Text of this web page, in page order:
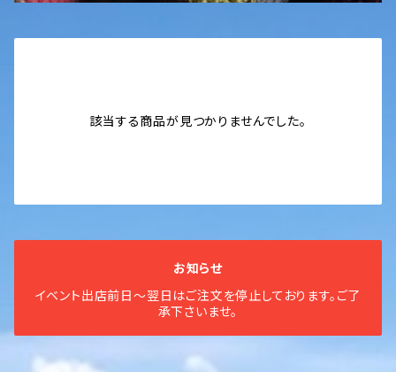
該当する商品が見つかりませんでした。
お知らせ
イベント出店前日〜翌日はご注文を停止しております。ご了
承下さいませ。